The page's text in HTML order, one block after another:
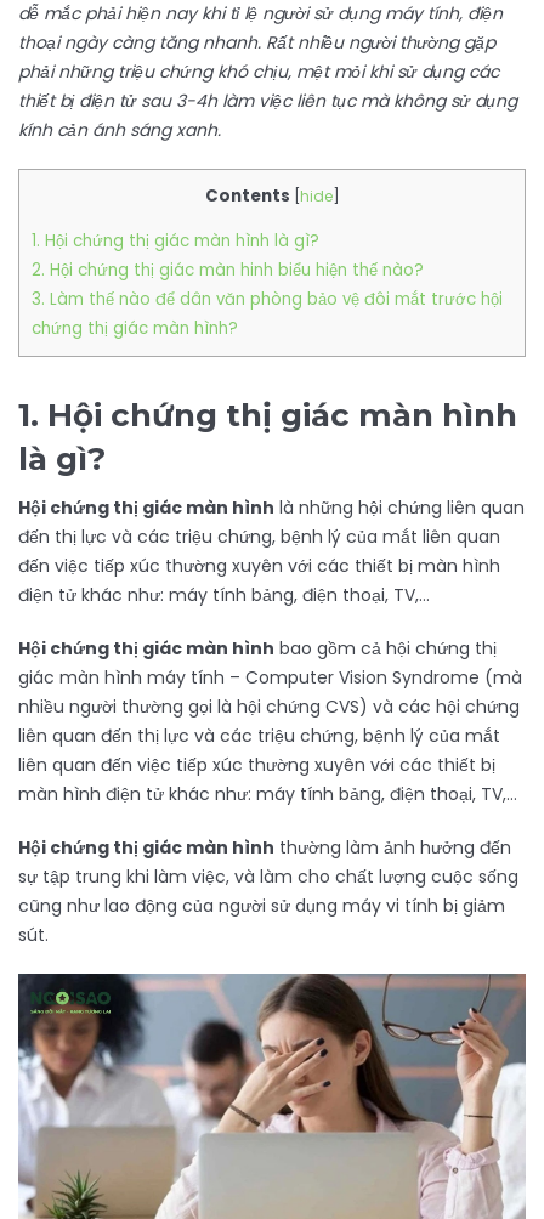
dễ mắc phải hiện nay khi tỉ lệ người sử dụng máy tính, điện
thoại ngày càng tăng nhanh. Rất nhiều người thường gặp
phải những triệu chứng khó chịu, mệt mỏi khi sử dụng các
thiết bị điện tử sau 3-4h làm việc liên tục mà không sử dụng
kính cản ánh sáng xanh.
Contents hide]
1. Hội chứng thị giác màn hình là gì?
2. Hội chứng thị giác màn hinh biểu hiện thế nào?
3. Làm thế nào để dân văn phòng bảo vệ đôi mắt trước hội
chứng thị giác màn hình?
1. Hội chứng thị giác màn hình
là gì?
Hội chứng thị giác màn hình là những hội chứng liên quan
đến thị lực và các triệu chứng, bệnh lý của mắt liên quan
đến việc tiếp xúc thường xuyên với các thiết bị màn hình
điện tử khác như: máy tính bảng, điện thoại, TV,…
Hội chứng thị giác màn hình bao gồm cả hội chứng thị
giác màn hình máy tính – Computer Vision Syndrome (mà
nhiều người thường gọi là hội chứng CVS) và các hội chứng
liên quan đến thị lực và các triệu chứng, bệnh lý của mắt
liên quan đến việc tiếp xúc thường xuyên với các thiết bị
màn hình điện tử khác như: máy tính bảng, điện thoại, TV,…
Hội chứng thị giác màn hình thường làm ảnh hưởng đến
sự tập trung khi làm việc, và làm cho chất lượng cuộc sống
cũng như lao động của người sử dụng máy vi tính bị giảm
sút.